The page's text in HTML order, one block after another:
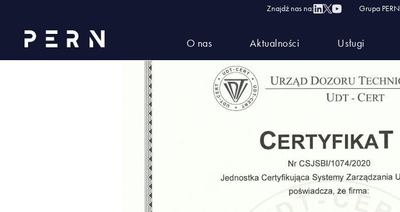
Znajdź nas na: Grupa PERN
O nas Aktualności Usługi
PN-EN-ISO-9001_2015-14001_2015-45001-27001_2017 (1)